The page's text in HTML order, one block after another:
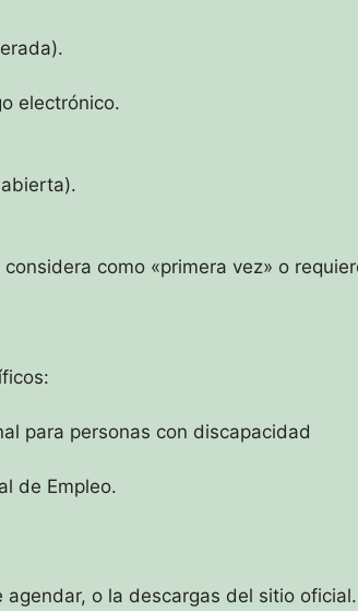
electrónico.
como «primera vez» o
para personas con discapacidad
de Empleo.
o la descargas del sitio oficial.